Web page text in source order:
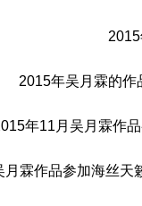
2015年吴月霖的
年11月吴月霖作
月霖作品参加海丝天